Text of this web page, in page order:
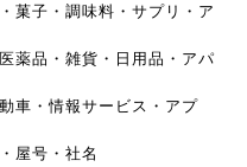
菓子・調味料・サプリ・ア
薬品・雑貨・日用品・アパ
車・情報サービス・アプ
屋号・社名